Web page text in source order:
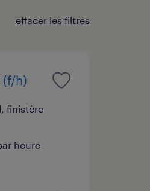
effacer les filtres
(f/h)
finistère
heure